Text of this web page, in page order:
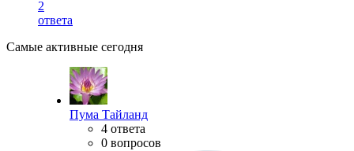
2
ответа
Самые активные сегодня
Пума Тайланд
4 ответа
0 вопросов